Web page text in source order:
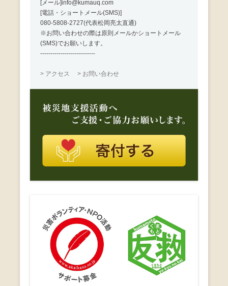
[メール]info@kumauq.com
[電話・ショートメール(SMS)]
080-5808-2727(代表松岡亮太直通)
※お問い合わせの際は原則メールかショートメール
(SMS)でお願いします。
---------------------------
> アクセス > お問い合わせ